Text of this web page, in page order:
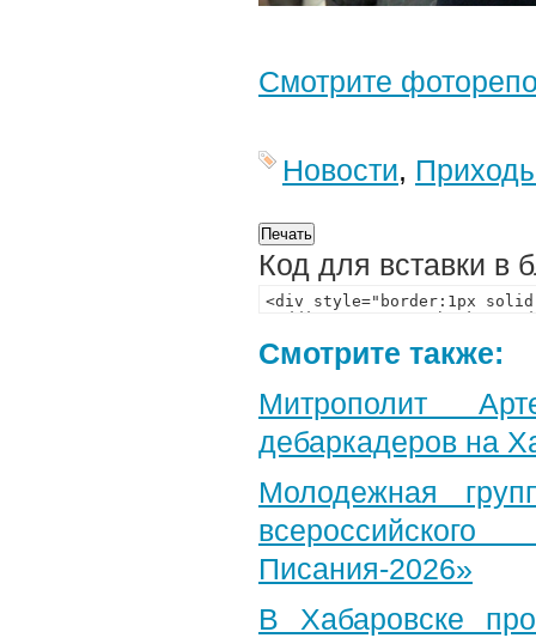
Смотрите
Новости,
Код для вставки в
Смотрите также:
Митрополит
дебаркадеров на
Молодежная
Писания-2026»
В Хабаровске